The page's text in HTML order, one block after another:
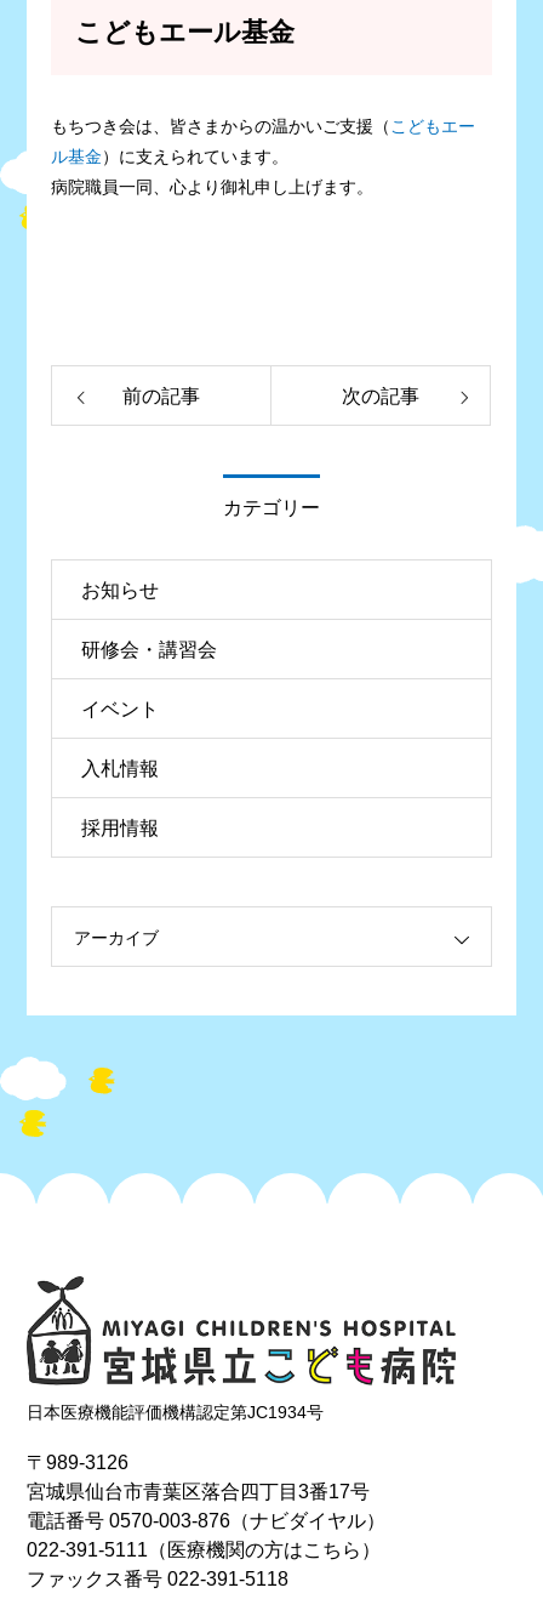
こどもエール基金
もちつき会は、皆さまからの温かいご支援（こどもエー
ル基金）に支えられています。
病院職員一同、心より御礼申し上げます。
前の記事 次の記事
カテゴリー
お知らせ
研修会・講習会
イベント
入札情報
採用情報
アーカイブ
日本医療機能評価機構認定第JC1934号
〒989-3126
宮城県仙台市青葉区落合四丁目3番17号
電話番号0570-003-876 （ナビダイヤル）
022-391-5111 （医療機関の方はこちら）
ファックス番号 022-391-5118